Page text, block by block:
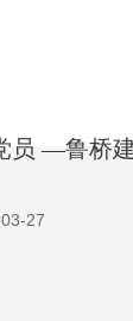
—鲁桥
27